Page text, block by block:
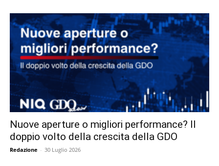
Nuove aperture o migliori performance? Il
doppio volto della crescita della GDO
Redazione - 30 Luglio 2026